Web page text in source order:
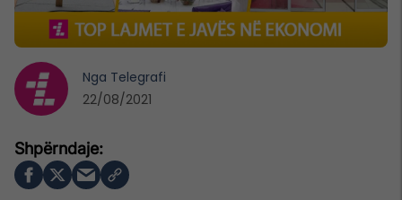
Nga Telegrafi
22/08/2021